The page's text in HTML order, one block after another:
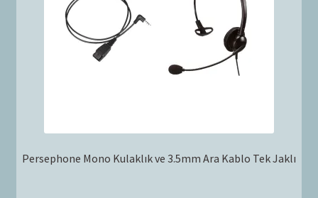
Persephone Mono Kulaklık ve 3.5mm Ara Kablo Tek Jaklı